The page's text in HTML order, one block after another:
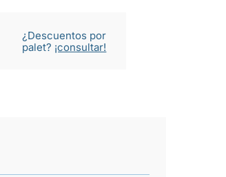
¿Descuentos por
palet? ¡consultar!